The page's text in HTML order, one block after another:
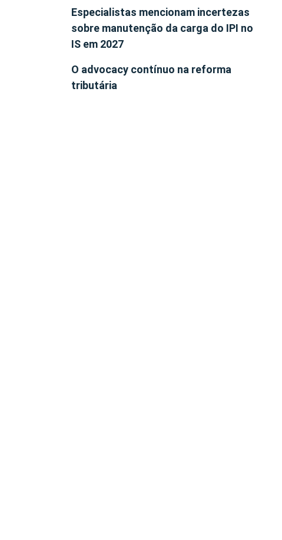
Especialistas mencionam incertezas
sobre manutenção da carga do IPI no
IS em 2027
O advocacy contínuo na reforma
tributária